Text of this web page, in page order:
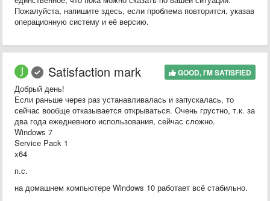
Пожалуйста, напишите здесь, если проблема повторится, указав
операционную систему и её версию.
GOOD, I'M SATISFIED
Satisfaction mark
Добрый день!
Если раньше через раз устанавливалась и запускалась, то
сейчас вообще отказывается открываться. Очень грустно, т.к. за
два года ежедневного использования, сейчас сложно.
Windows 7
Service Pack 1
x64
п.с.
на домашнем компьютере Windows 10 работает всё стабильно.